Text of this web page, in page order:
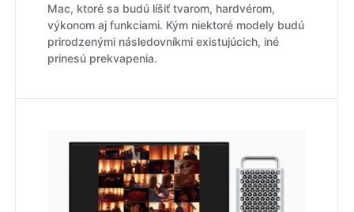
Mac, ktoré sa budú líšiť tvarom, hardvérom,
výkonom aj funkciami. Kým niektoré modely budú
prirodzenými následovníkmi existujúcich, iné
prinesú prekvapenia.